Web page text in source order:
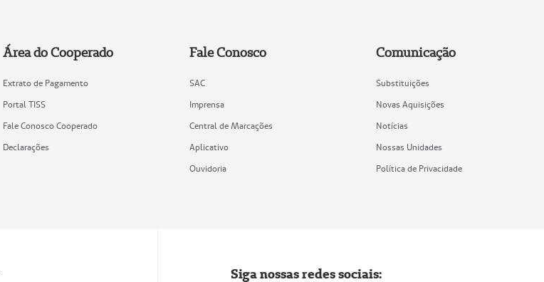
Área do Cooperado
Extrato de Pagamento
Portal TISS
Fale Conosco Cooperado
Declarações
Fale Conosco
SAC
Imprensa
Central de Marcações
Aplicativo
Ouvidoria
Comunicação
Substituições
Novas Aquisições
Notícias
Nossas Unidades
Política de Privacidade
Siga nossas redes sociais: